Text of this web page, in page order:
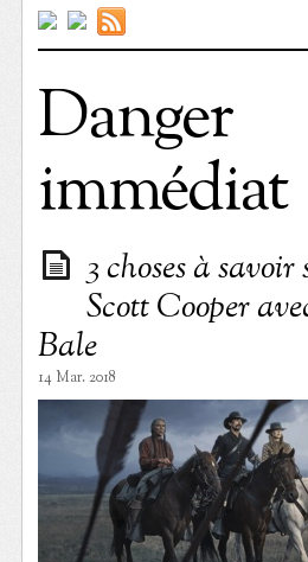
Danger
immédiat
3 choses à
Scott Cooper
Bale
14 Mar. 2018